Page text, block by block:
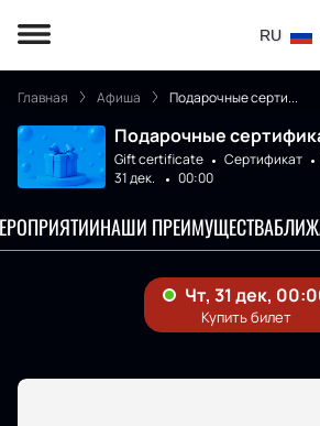
RU
Главная Афиша Подарочные серти...
Подарочные
Gift certificate Сертификат
31 дек.
00:00
НАШИ ПРЕИМУЩЕСТВА